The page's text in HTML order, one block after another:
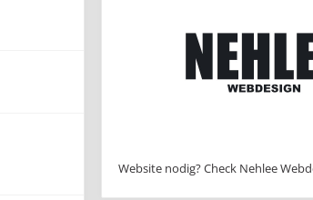
Website nodig? Check Nehlee